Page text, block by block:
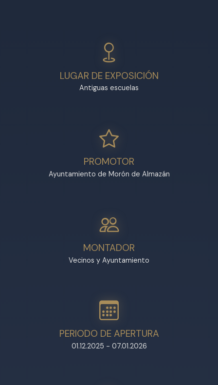
LUGAR DE EXPOSICIÓN
Antiguas escuelas
PROMOTOR
Ayuntamiento de Morón de Almazán
MONTADOR
Vecinos y Ayuntamiento
PERIODO DE APERTURA
01.12.2025 - 07.01.2026